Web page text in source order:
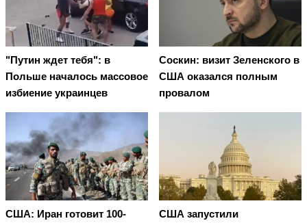
"Путин ждет тебя": в
Польше началось массовое
избиение украинцев
Соскин: визит Зеленского в
США оказался полным
провалом
США: Иран готовит 100-
США запустили